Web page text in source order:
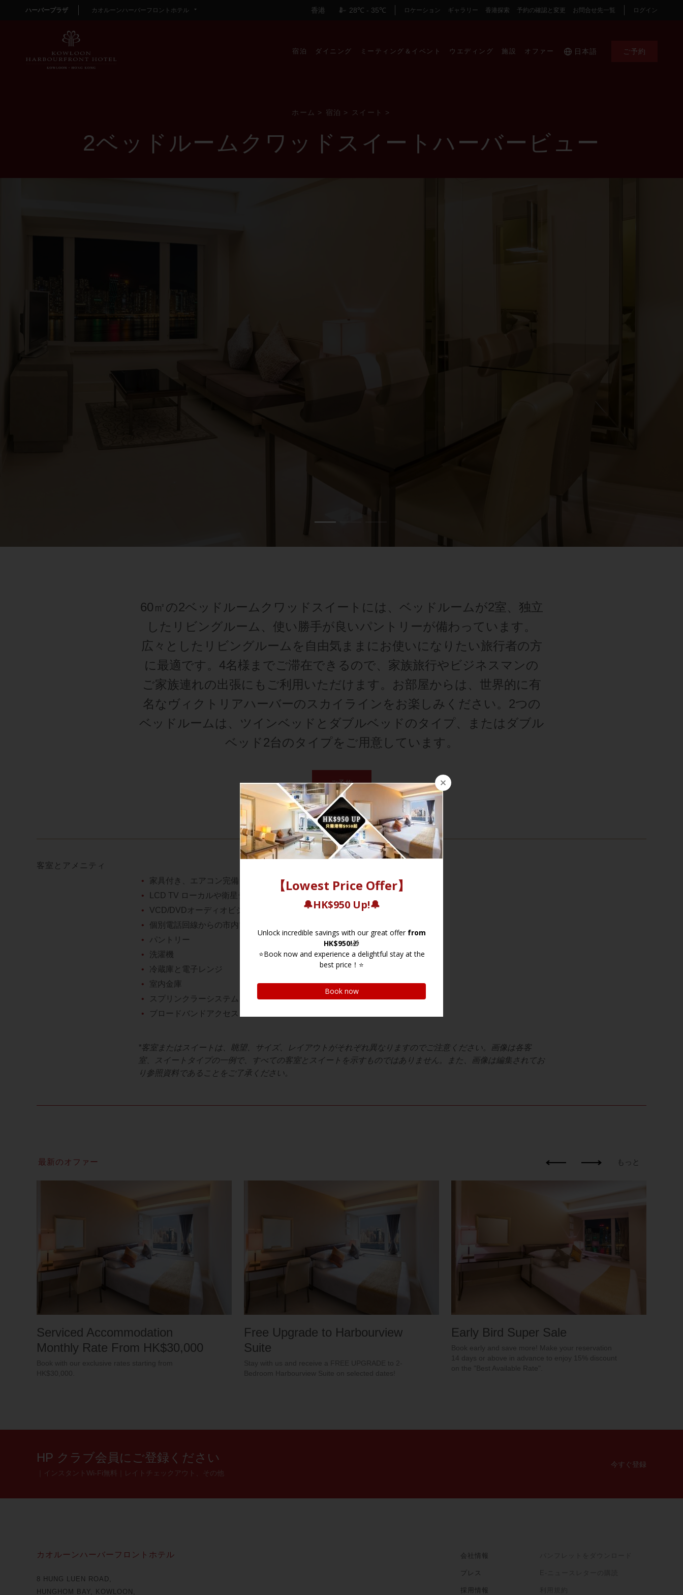
ハーバープラザ カオルーンハーバーフロントホテル 7:24 PM 28℃ - 35℃ ロケーション ギャラリー 香港探索 予約の確認と変更 お問合せ先一覧 ログイン
宿泊 ダイニング ミーティング＆イベント ウエディング 施設 オファー 日本語 ご予約
ホーム > 宿泊 > スイート >
2ベッドルームクワッドスイートハーバービュー
60㎡の2ベッドルームクワッドスイートには、ベッドルームが2室、独立
したリビングルーム、使い勝手が良いパントリーが備わっています。
広々としたリビングルームを自由気ままにお使いになりたい旅行者の方
に最適です。4名様までご滞在できるので、家族旅行やビジネスマンの
ご家族連れの出張にもご利用いただけます。お部屋からは、世界的に有
名なヴィクトリアハーバーのスカイラインをお楽しみください。2つの
ベッドルームは、ツインベッドとダブルベッドのタイプ、またはダブル
ベッド2台のタイプをご用意しています。
ご予約
客室とアメニティ
家具付き、エアコン完備
LCD TV ローカルや衛星テレビチャンネル
VCD/DVDオーディオビジュアルシステム
個別電話回線からの市内電話無料
パントリー
洗濯機
冷蔵庫と電子レンジ
室内金庫
スプリンクラーシステムと火災報知設備
ブロードバンドアクセス
*客室またはスイートは、眺望、サイズ、レイアウトがそれぞれ異なりますのでご注意ください。画像は各客
室、スイートタイプの一例で、すべての客室とスイートを示すものではありません。また、画像は編集されてお
り参照資料であることをご了承ください。
最新のオファー もっと
Serviced Accommodation
Monthly Rate From HK$30,000
Book with our exclusive rates starting from
HK$30,000.
Free Upgrade to Harbourview
Suite
Stay with us and receive a FREE UPGRADE to 2-
Bedroom Harbourview Suite on selected dates!
Early Bird Super Sale
Book early and save more! Make your reservation
14 days or above in advance to enjoy 15% discount
on the "Best Available Rate".
HP クラブ会員にご登録ください
｜インスタントWi-Fi無料｜レイトチェックアウト、その他
今すぐ登録
カオルーンハーバーフロントホテル
8 HUNG LUEN ROAD,
HUNGHOM BAY, KOWLOON,
会社情報
プレス
採用情報